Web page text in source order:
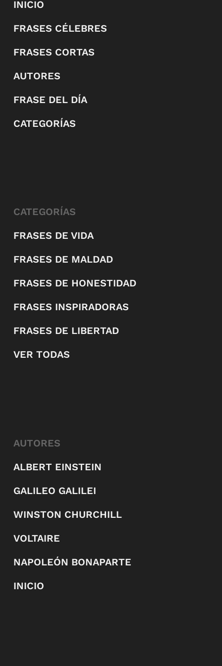
INICIO
FRASES CÉLEBRES
FRASES CORTAS
AUTORES
FRASE DEL DÍA
CATEGORÍAS
CATEGORÍAS
FRASES DE VIDA
FRASES DE MALDAD
FRASES DE HONESTIDAD
FRASES INSPIRADORAS
FRASES DE LIBERTAD
VER TODAS
AUTORES
ALBERT EINSTEIN
GALILEO GALILEI
WINSTON CHURCHILL
VOLTAIRE
NAPOLEÓN BONAPARTE
INICIO